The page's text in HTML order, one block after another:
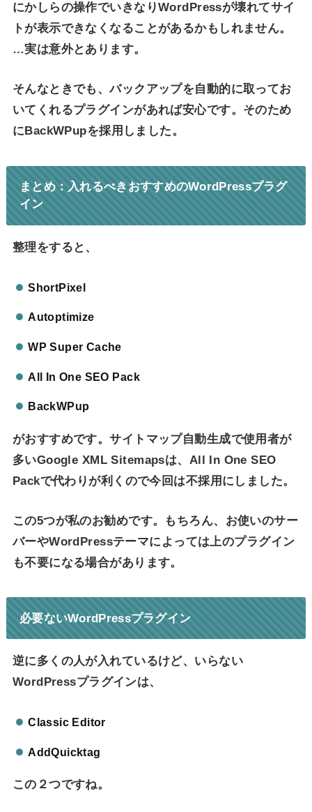
にかしらの操作でいきなりWordPressが壊れてサイ
トが表示できなくなることがあるかもしれません。
…実は意外とあります。
そんなときでも、バックアップを自動的に取ってお
いてくれるプラグインがあれば安心です。そのため
にBackWPupを採用しました。
まとめ：入れるべきおすすめのWordPressプラグ
イン
整理をすると、
ShortPixel
Autoptimize
WP Super Cache
All In One SEO Pack
BackWPup
がおすすめです。サイトマップ自動生成で使用者が
多いGoogle XML Sitemapsは、All In One SEO
Packで代わりが利くので今回は不採用にしました。
この5つが私のお勧めです。もちろん、お使いのサー
バーやWordPressテーマによっては上のプラグイン
も不要になる場合があります。
必要ないWordPressプラグイン
逆に多くの人が入れているけど、いらない
WordPressプラグインは、
Classic Editor
AddQuicktag
この２つですね。